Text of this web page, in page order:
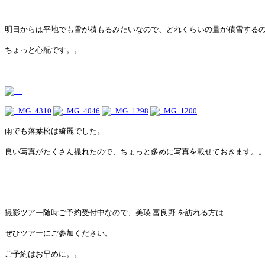
明日からは平地でも雪が積もるみたいなので、どれくらいの量が積雪する
ちょっと心配です。。
雨でも落葉松は綺麗でした。
良い写真がたくさん撮れたので、ちょっと多めに写真を載せておきます。
撮影ツアー随時ご予約受付中なので、美瑛 富良野 を訪れる方は
ぜひツアーにご参加ください。
ご予約はお早めに。。